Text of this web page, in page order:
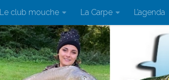
Le club mouche La Carpe L’agenda